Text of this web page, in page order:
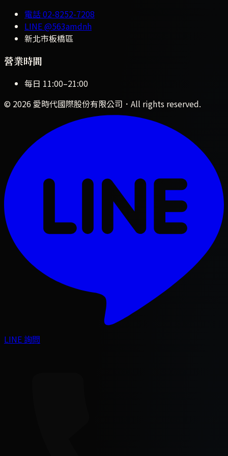
電話02-8252-7208
LINE@563amdnh
新北市板橋區
營業時間
每日 11:00–21:00
© 2026 愛時代國際股份有限公司 ．All rights reserved.
LINE 詢問